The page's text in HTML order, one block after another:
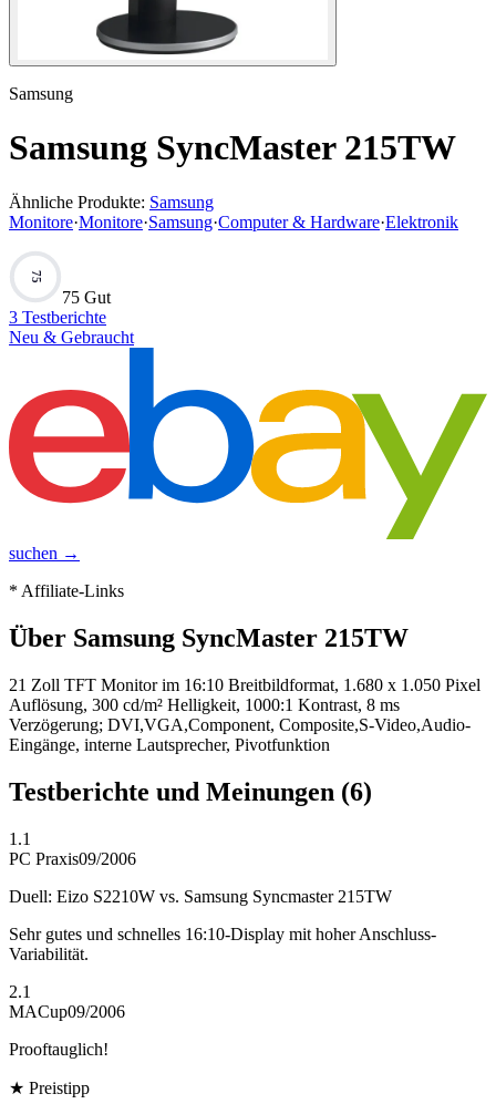
Samsung
Samsung SyncMaster 215TW
Ähnliche Produkte: Samsung
Monitore·Monitore·Samsung·Computer & Hardware·Elektronik
75
75 Gut
3 Testberichte
Neu & Gebraucht
suchen →
* Affiliate-Links
Über Samsung SyncMaster 215TW
21 Zoll TFT Monitor im 16:10 Breitbildformat, 1.680 x 1.050 Pixel
Auflösung, 300 cd/m² Helligkeit, 1000:1 Kontrast, 8 ms
Verzögerung; DVI,VGA,Component, Composite,S-Video,Audio-
Eingänge, interne Lautsprecher, Pivotfunktion
Testberichte und Meinungen (6)
1.1
PC Praxis09/2006
Duell: Eizo S2210W vs. Samsung Syncmaster 215TW
Sehr gutes und schnelles 16:10-Display mit hoher Anschluss-
Variabilität.
2.1
MACup09/2006
Prooftauglich!
★ Preistipp